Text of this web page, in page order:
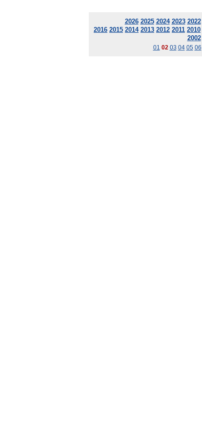
2026 2025 2024 2023 2022
2016 2015 2014 2013 2012 2011 2010
2002
01 02 03 04 05 06